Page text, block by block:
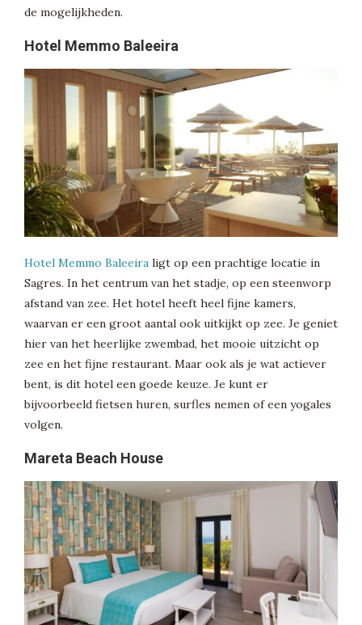
de mogelijkheden.
Hotel Memmo Baleeira
Hotel Memmo Baleeira ligt op een prachtige locatie in
Sagres. In het centrum van het stadje, op een steenworp
afstand van zee. Het hotel heeft heel fijne kamers,
waarvan er een groot aantal ook uitkijkt op zee. Je geniet
hier van het heerlijke zwembad, het mooie uitzicht op
zee en het fijne restaurant. Maar ook als je wat actiever
bent, is dit hotel een goede keuze. Je kunt er
bijvoorbeeld fietsen huren, surfles nemen of een yogales
volgen.
Mareta Beach House